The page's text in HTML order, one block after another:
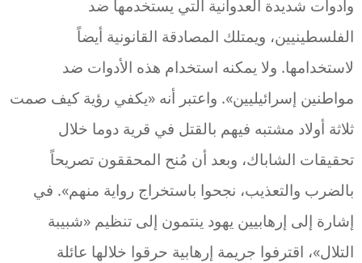
وأدوات شديدة العدوانية التي يستخدمها ضد
الفلسطينيين، ويمتلك المصادقة القانونية أيضاً
لاستخدامها. ولا يمكنه استخدام هذه الأدوات ضد
مواطنين إسرائيليين». واعتبر أنه «يكفي رؤية كيف صمت
ثلاثة أولاد مشتبه فيهم بالقتل في قرية دوما خلال
تحقيقات الشاباك، وبعد أن مُنح المحققون تصريحاً
بالضرب والتعذيب، نجحوا باستخراج رواية منهم». في
إشارة إلى إرهابيين يهود ينتمون إلى تنظيم «شبيبة
التلال»، اقترفوا جريمة إرهابية حرقوا خلالها عائلة